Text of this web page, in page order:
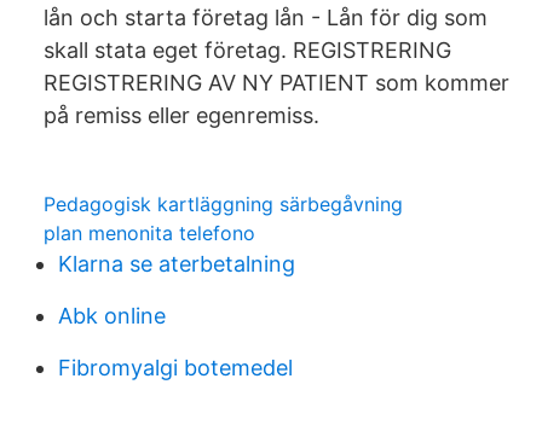
lån och starta företag lån - Lån för dig som
skall stata eget företag. REGISTRERING
REGISTRERING AV NY PATIENT som kommer
på remiss eller egenremiss.
Pedagogisk kartläggning särbegåvning
plan menonita telefono
Klarna se aterbetalning
Abk online
Fibromyalgi botemedel